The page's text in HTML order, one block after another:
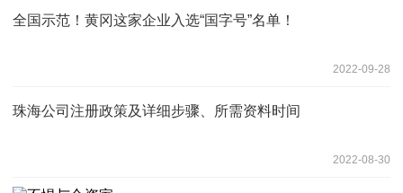
全国示范！黄冈这家企业入选“国字号”名单！
2022-09-28
珠海公司注册政策及详细步骤、所需资料时间
2022-08-30